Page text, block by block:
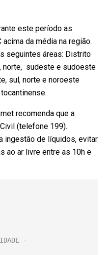
este período as
da média na região.
seguintes áreas: Distrito
norte, sudeste e sudoeste
sul, norte e noroeste
recomenda que a
(telefone 199).
ingestão de líquidos, evitar
ao ar livre entre as 10h e